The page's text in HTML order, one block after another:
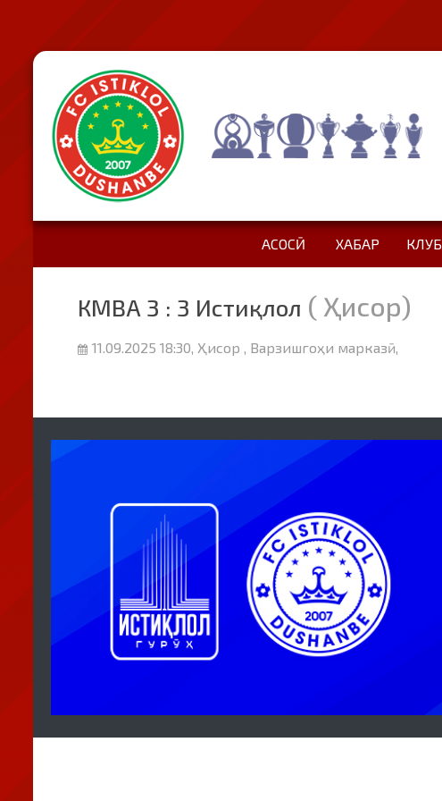
АСОСӢ ХАБАР КЛУБ
КМВА 3 : 3 Истиқлол ( Ҳисор)
11.09.2025 18:30, Ҳисор , Варзишгоҳи марказӣ,